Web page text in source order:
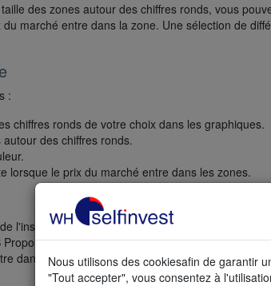
des zones autour des chiffres ronds, vous
marché entre dans la zone. Une sélection de
:
chiffres ronds de votre choix dans les graphiques.
des chiffres ronds.
lorsque le prix du marché entre dans les zones.
l'instrument que vous souhaitez négocier.
Proposals, sélectionnez Round numbers dans la
dans la Barre de Personnalisation.
Nous utilisons des cookiesafin de garantir
"Tout accepter", vous consentez à